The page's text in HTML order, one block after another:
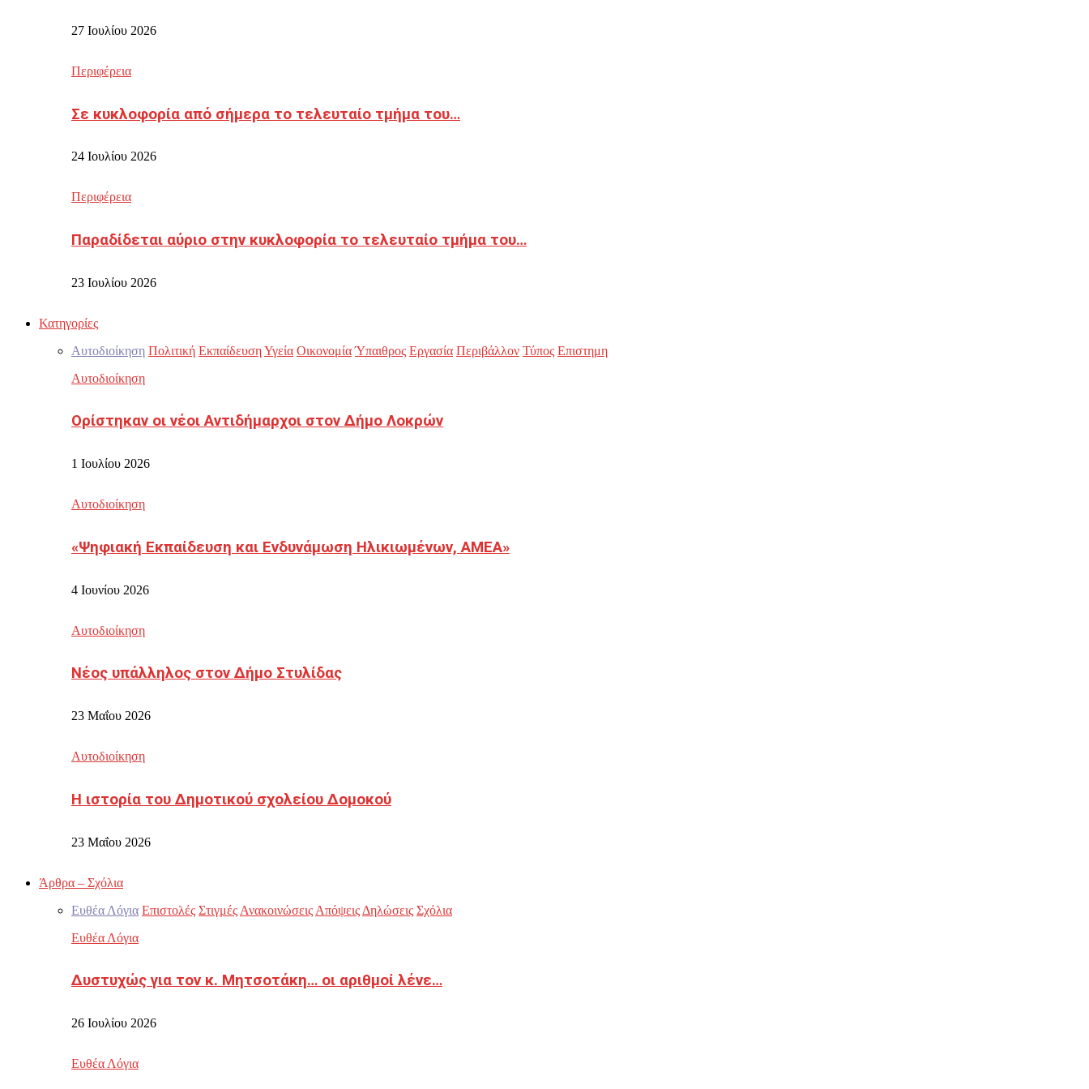
27 Ιουλίου 2026
Περιφέρεια
Σε κυκλοφορία από σήμερα το τελευταίο τμήμα του…
24 Ιουλίου 2026
Περιφέρεια
Παραδίδεται αύριο στην κυκλοφορία το τελευταίο τμήμα του…
23 Ιουλίου 2026
Κατηγορίες
Αυτοδιοίκηση Πολιτική ΕκπαίδευσηΥγεία Οικονομία Ύπαιθρος Εργασία Περιβάλλον Τύπος Επιστημη
Αυτοδιοίκηση
Ορίστηκαν οι νέοι Αντιδήμαρχοι στον Δήμο Λοκρών
1 Ιουλίου 2026
Αυτοδιοίκηση
«Ψηφιακή Εκπαίδευση και Ενδυνάμωση Ηλικιωμένων, ΑΜΕΑ»
4 Ιουνίου 2026
Αυτοδιοίκηση
Νέος υπάλληλος στον Δήμο Στυλίδας
23 Μαΐου 2026
Αυτοδιοίκηση
Η ιστορία του Δημοτικού σχολείου Δομοκού
23 Μαΐου 2026
Άρθρα – Σχόλια
Ευθέα Λόγια Επιστολές Στιγμές Ανακοινώσεις Απόψεις Δηλώσεις Σχόλια
Ευθέα Λόγια
Δυστυχώς για τον κ. Μητσοτάκη… οι αριθμοί λένε…
26 Ιουλίου 2026
Ευθέα Λόγια